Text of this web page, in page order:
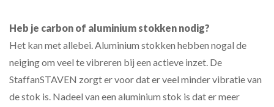
Heb je carbon of aluminium stokken nodig?
Het kan met allebei. Aluminium stokken hebben nogal de
neiging om veel te vibreren bij een actieve inzet. De
StaffanSTAVEN zorgt er voor dat er veel minder vibratie van
de stok is. Nadeel van een aluminium stok is dat er meer